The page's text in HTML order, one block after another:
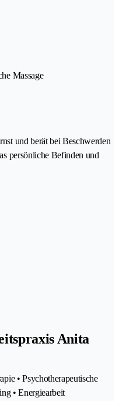
Massage
und berät bei Beschwerden
persönliche Befinden und
Anita
• Psychotherapeutische
• Energiearbeit